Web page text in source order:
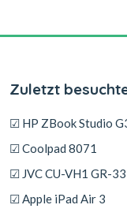
Zuletzt
☑ HP ZBook Studio
☑ Coolpad 8071
☑ JVC CU-VH1 GR-33
☑ Apple iPad Air 3